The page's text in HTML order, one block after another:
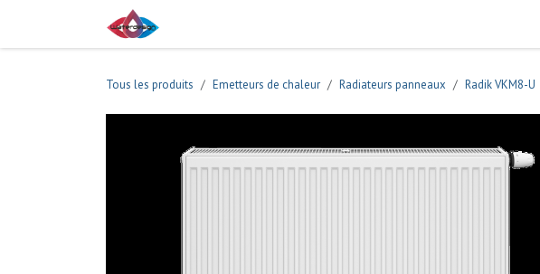
Tous les produits Emetteurs de chaleur Radiateurs panneaux Radik VKM8-U